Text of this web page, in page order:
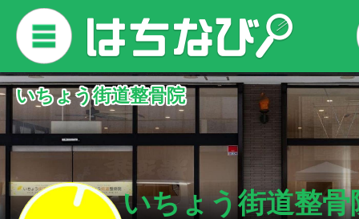
いちょう街道整骨院
いちょう街道整骨